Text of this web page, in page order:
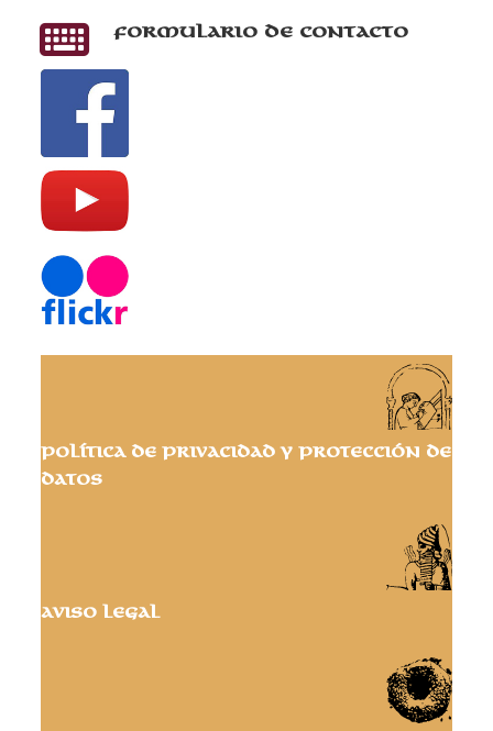
Formulario de contacto
Política de privacidad y protección de
datos
Aviso Legal